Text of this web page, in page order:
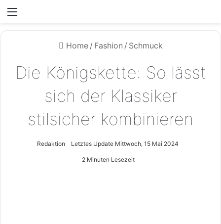
Home / Fashion / Schmuck
Die Königskette: So lässt
sich der Klassiker
stilsicher kombinieren
Redaktion Letztes Update Mittwoch, 15 Mai 2024
2 Minuten Lesezeit